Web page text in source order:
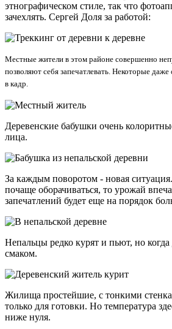
этнографическом стиле, так что
зачехлять. Сергей Доля за работой:
Местные жители в этом районе совершенно
позволяют себя запечатлевать. Некоторые
в кадр.
Деревенские бабушки очень
лица.
За каждым поворотом - новая
почаще оборачиваться, то урожай
запечатлений будет еще на порядок
Непальцы редко курят и пьют, но когда
смаком.
Жилища простейшие, с тонкими
только для готовки. Но температура
ниже нуля.